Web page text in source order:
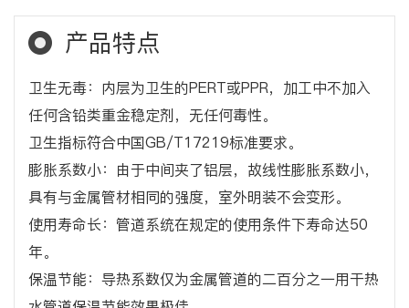
产品特点
卫生无毒：内层为卫生的PERT或PPR，加工中不加入
任何含铅类重金稳定剂，无任何毒性。
卫生指标符合中国GB/T17219标准要求。
膨胀系数小：由于中间夹了铝层，故线性膨胀系数小，
具有与金属管材相同的强度，室外明装不会变形。
使用寿命长：管道系统在规定的使用条件下寿命达50
年。
保温节能：导热系数仅为金属管道的二百分之一用干热